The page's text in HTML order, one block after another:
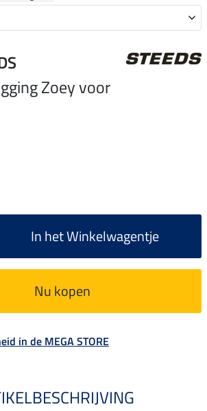
Zoey voor
In het Winkelwagentje
Nu kopen
in de MEGA STORE